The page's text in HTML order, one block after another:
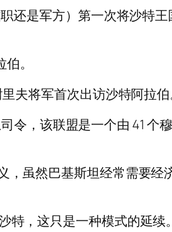
还是军方）第一次将沙特
。
夫将军首次出访沙特阿拉伯
令，该联盟是一个由 41 个
，虽然巴基斯坦经常需要经
特，这只是一种模式的延续